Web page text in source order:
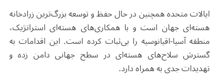
ایالات متحده همچنین در حال حفظ و توسعه بزرگ‌ترین زرادخانه
هسته‌ای جهان است و با همکاری‌های هسته‌ای استراتژیک،
منطقه آسیا-اقیانوسیه را بی‌ثبات کرده است. این اقدامات به
گسترش سلاح‌های هسته‌ای در سطح جهانی دامن زده و
تهدیدات جدی به همراه دارد.